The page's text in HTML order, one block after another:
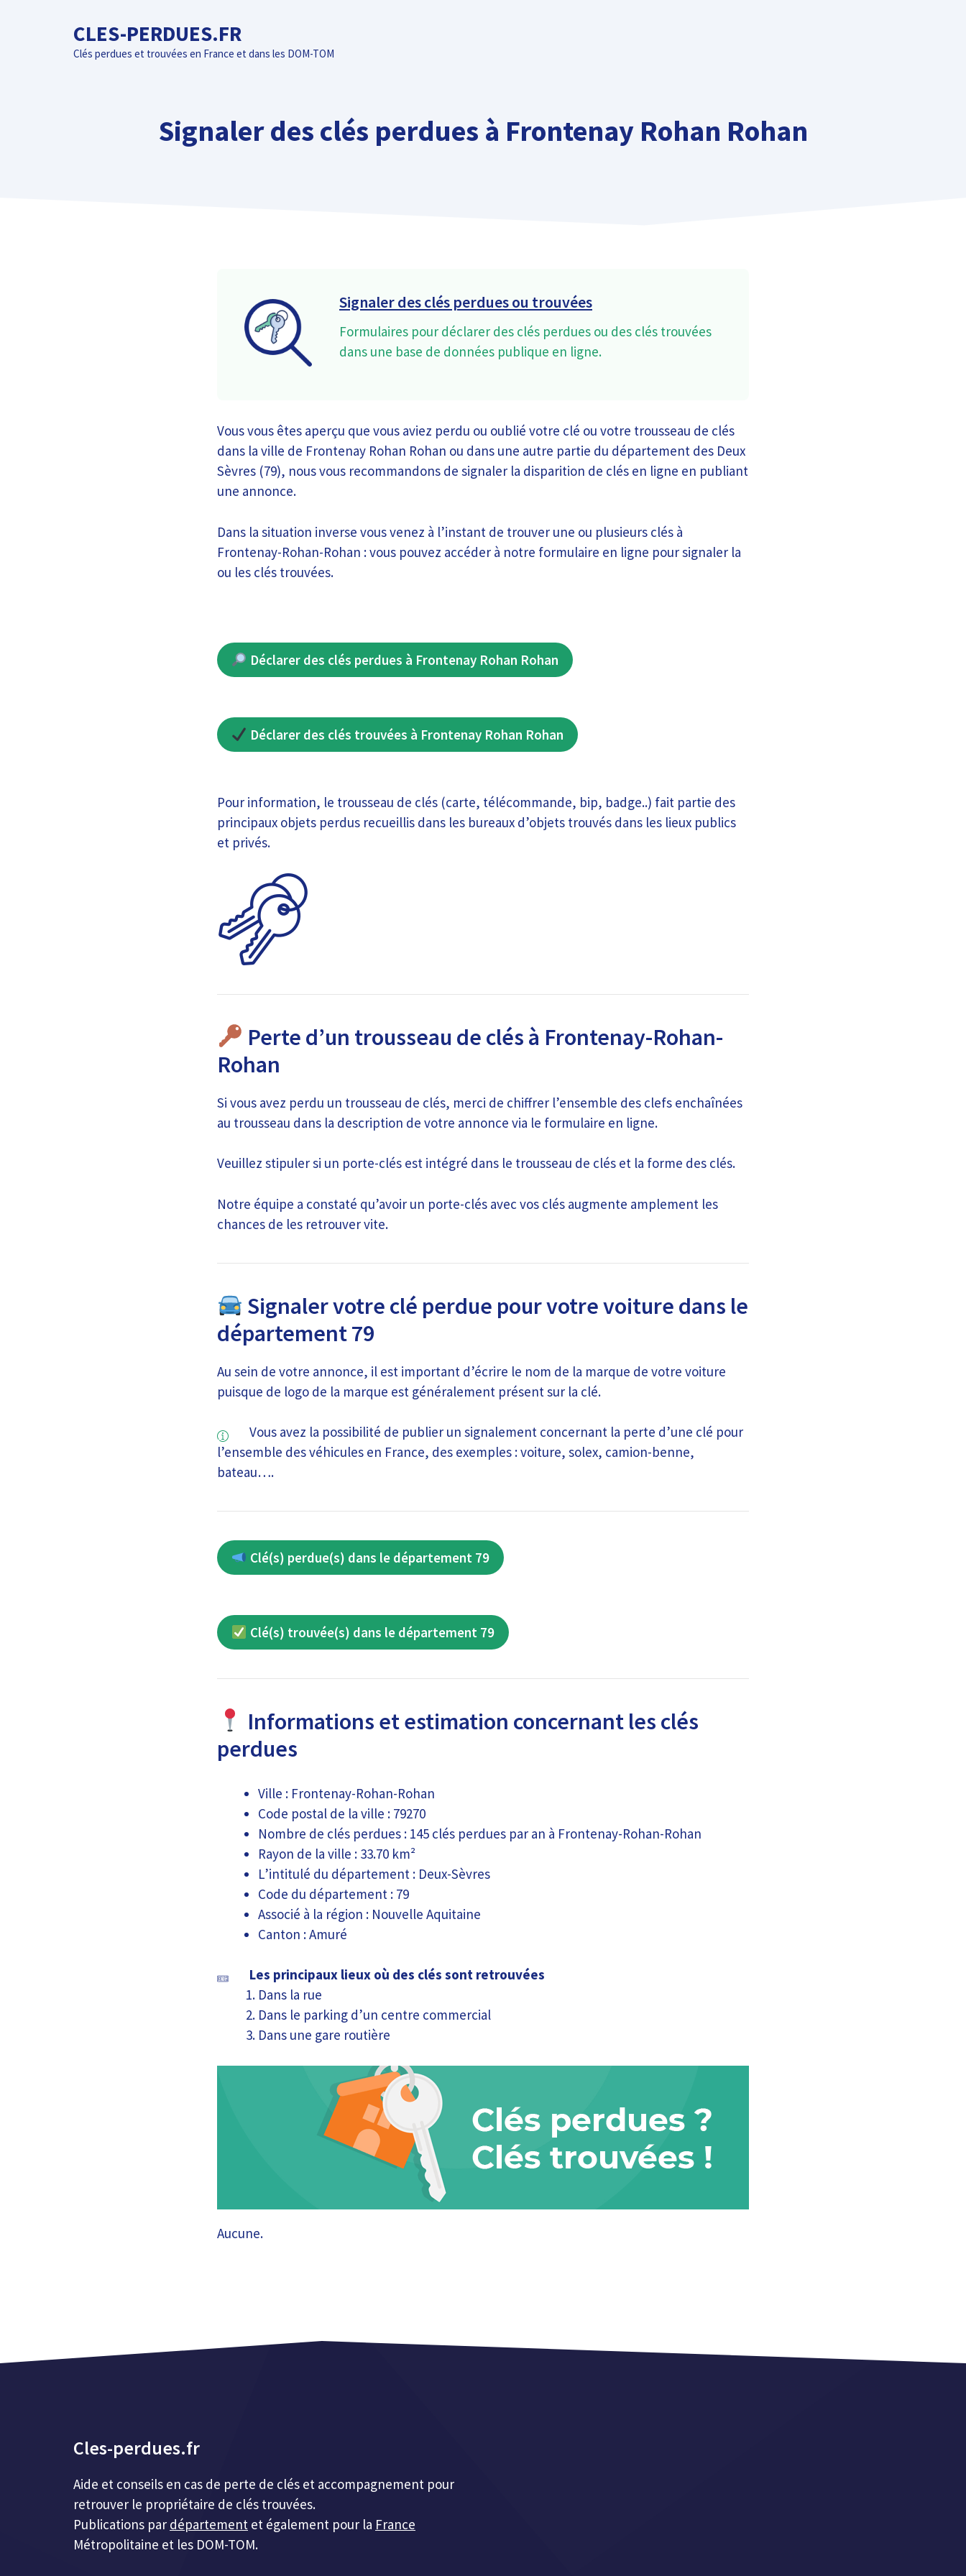
CLES-PERDUES.FR
Clés perdues et trouvées en France et dans les DOM-TOM
Signaler des clés perdues à Frontenay Rohan Rohan
Signaler des clés perdues ou trouvées
Formulaires pour déclarer des clés perdues ou des clés trouvées
dans une base de données publique en ligne.
Vous vous êtes aperçu que vous aviez perdu ou oublié votre clé ou votre trousseau de clés
dans la ville de Frontenay Rohan Rohan ou dans une autre partie du département des Deux
Sèvres (79), nous vous recommandons de signaler la disparition de clés en ligne en publiant
une annonce.
Dans la situation inverse vous venez à l’instant de trouver une ou plusieurs clés à
Frontenay-Rohan-Rohan : vous pouvez accéder à notre formulaire en ligne pour signaler la
ou les clés trouvées.
Déclarer des clés perdues à Frontenay Rohan Rohan
Déclarer des clés trouvées à Frontenay Rohan Rohan
Pour information, le trousseau de clés (carte, télécommande, bip, badge..) fait partie des
principaux objets perdus recueillis dans les bureaux d’objets trouvés dans les lieux publics
et privés.
Perte d’un trousseau de clés à Frontenay-Rohan-
Rohan
Si vous avez perdu un trousseau de clés, merci de chiffrer l’ensemble des clefs enchaînées
au trousseau dans la description de votre annonce via le formulaire en ligne.
Veuillez stipuler si un porte-clés est intégré dans le trousseau de clés et la forme des clés.
Notre équipe a constaté qu’avoir un porte-clés avec vos clés augmente amplement les
chances de les retrouver vite.
Signaler votre clé perdue pour votre voiture dans le
département 79
Au sein de votre annonce, il est important d’écrire le nom de la marque de votre voiture
puisque de logo de la marque est généralement présent sur la clé.
Vous avez la possibilité de publier un signalement concernant la perte d’une clé pour
l’ensemble des véhicules en France, des exemples : voiture, solex, camion-benne,
bateau….
Clé(s) perdue(s) dans le département 79
Clé(s) trouvée(s) dans le département 79
Informations et estimation concernant les clés
perdues
Ville : Frontenay-Rohan-Rohan
Code postal de la ville : 79270
Nombre de clés perdues : 145 clés perdues par an à Frontenay-Rohan-Rohan
Rayon de la ville : 33.70 km²
L’intitulé du département : Deux-Sèvres
Code du département : 79
Associé à la région : Nouvelle Aquitaine
Canton : Amuré
Les principaux lieux où des clés sont retrouvées
Dans la rue
Dans le parking d’un centre commercial
Dans une gare routière
Aucune.
Cles-perdues.fr
Aide et conseils en cas de perte de clés et accompagnement pour
retrouver le propriétaire de clés trouvées.
Publications par département et également pour la France
Métropolitaine et les DOM-TOM.